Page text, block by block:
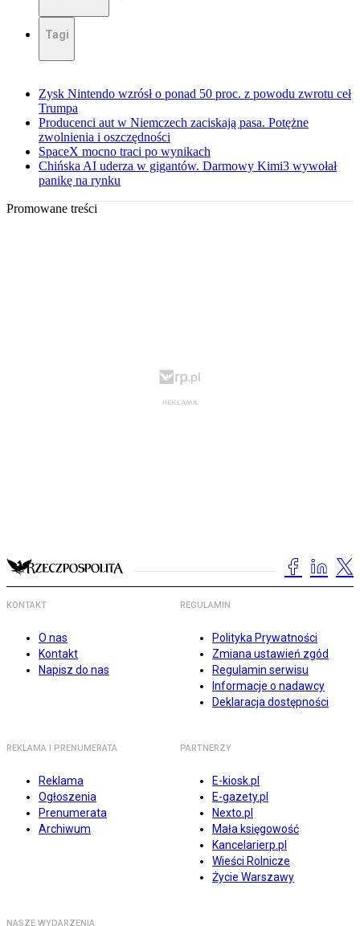
Tagi
Zysk Nintendo wzrósł o ponad 50 proc. z powodu zwrotu ceł
Trumpa
Producenci aut w Niemczech zaciskają pasa. Potężne
zwolnienia i oszczędności
SpaceX mocno traci po wynikach
Chińska AI uderza w gigantów. Darmowy Kimi3 wywołał
panikę na rynku
Promowane treści
KONTAKT
O nas
Kontakt
Napisz do nas
REGULAMIN
Polityka Prywatności
Zmiana ustawień zgód
Regulamin serwisu
Informacje o nadawcy
Deklaracja dostępności
REKLAMA I PRENUMERATA
Reklama
Ogłoszenia
Prenumerata
Archiwum
PARTNERZY
E-kiosk.pl
E-gazety.pl
Nexto.pl
Mała księgowość
Kancelarierp.pl
Wieści Rolnicze
Życie Warszawy
NASZE WYDARZENIA